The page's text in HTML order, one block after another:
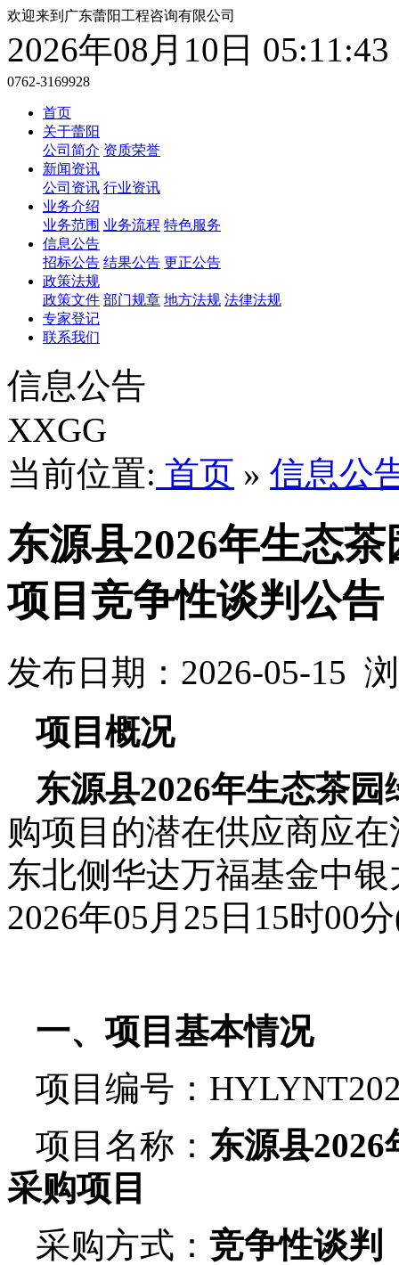
欢迎来到广东蕾阳工程咨询有限公司
2026年08月10日
0762-3169928
首页
关于蕾阳
公司简介 资质荣誉
新闻资讯
公司资讯 行业资讯
业务介绍
业务范围 业务流程 特色服务
信息公告
招标公告 结果公告 更正公告
政策法规
政策文件 部门规章 地方法规 法律法规
专家登记
联系我们
信息公告
XXGG
当前位置: 首页 » 信息公
东源县2026年生态
项目竞争性谈判公告
发布日期：2026-05-15
项目概况
东源县2026年生态茶
购项目的潜在供应商应
东北侧华达万福基金中银
2026年05月25日15时00分
一、项目基本情况
项目编号：
项目名称： 东源县
采购项目
采购方式： 竞争性谈判